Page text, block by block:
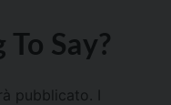
Say?
pubblicato.